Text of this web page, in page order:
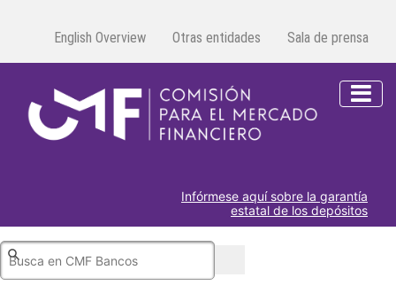
English Overview Otras entidades Sala de prensa
Infórmese aquí sobre la garantía
estatal de los depósitos